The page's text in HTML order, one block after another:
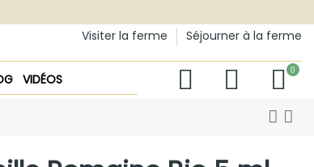
Visiter la ferme Séjourner à la ferme
VIDÉOS
0